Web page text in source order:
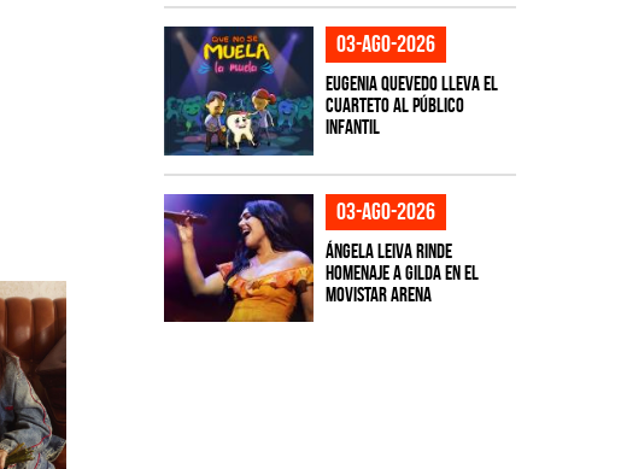
03-ago-2026
Eugenia Quevedo lleva el
cuarteto al público
infantil
03-ago-2026
Ángela Leiva rinde
homenaje a Gilda en el
Movistar Arena